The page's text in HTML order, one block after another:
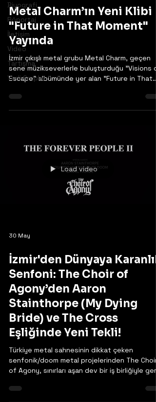
Biyografi
Röportaj
İletişim
Video
Tartışma
Yerli Gruplar
Metal Charm’ın Yeni Klibi
"Future in That Moment"
Yayında
İzmir çıkışlı metal grubu Metal Charm, geçen
sene müzikseverlerle buluşturduğu "Visions
Escape" albümünde yer alan "Future in That
yayınladı. Grup, geçtiğimiz yıl diskografilerine
kazandırdıkları "Visions of Escape" albümünün
şarkının barındırdığı melodik ve agresif
atmosferi görsel bir temayla de
Load video
30 May
İzmir'den Dünyaya Karanlık
Senfoni: The Choir of
Agony’den Aaron
Stainthorpe (My Dying
Bride) ve The Cross
Eşliğinde Yeni Tekli!
Türkiye metal sahnesinin dikkat çeken
senfonik/doom metal projelerinden The Choir
of Agony, sınırları aşan dev bir iş birliğiyle geri
babalarından My Dying Bride’ın ikonik vokalisti